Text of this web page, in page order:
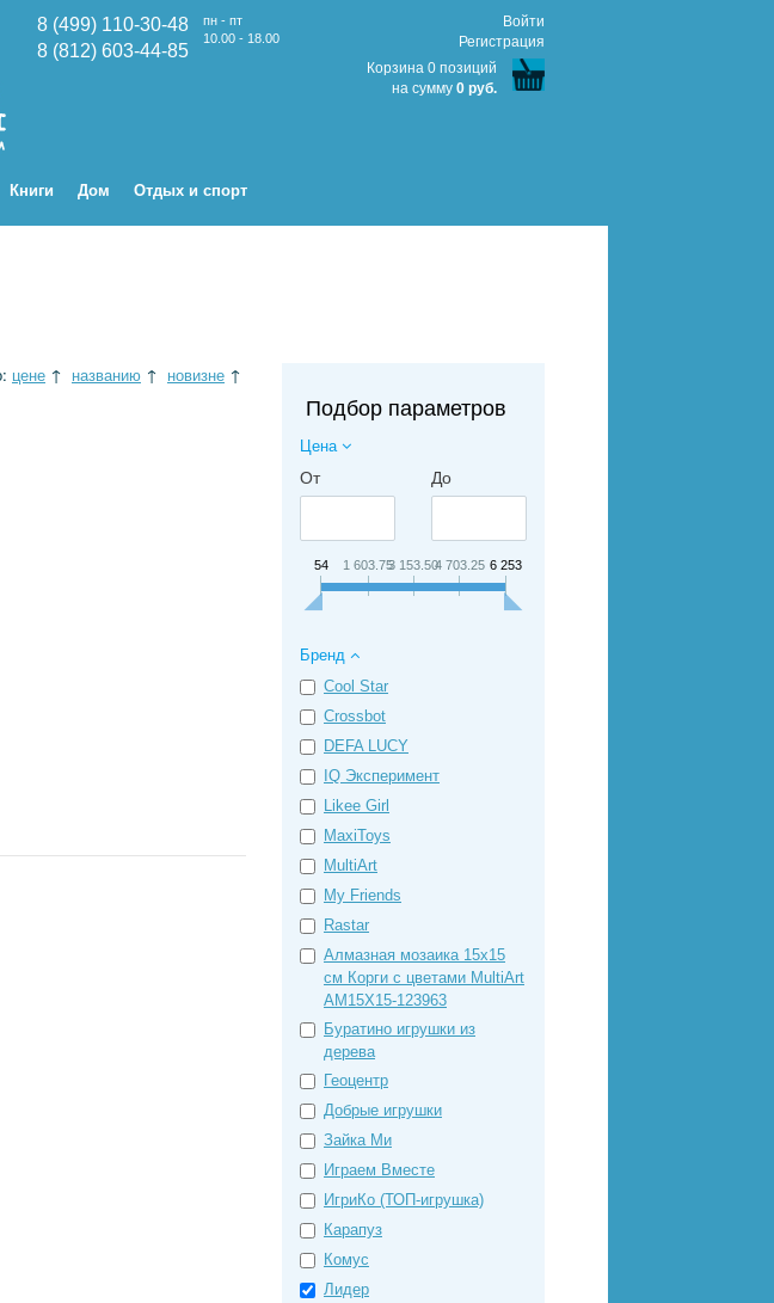
8 (499) 110-30-48
пн - пт
10.00 - 18.00
8 (812) 603-44-85
Войти
Регистрация
Корзина 0 позиций
на сумму 0 руб.
Книги Дом Отдых и спорт
Подбор параметров
Цена
От До
54 1 603.753 153.504 703.25 6 253
Бренд
Cool Star
Crossbot
DEFA LUCY
IQ Эксперимент
Likee Girl
MaxiToys
MultiArt
My Friends
Rastar
Алмазная мозаика 15х15
см Корги с цветами MultiArt
AM15X15-123963
Буратино игрушки из
дерева
Геоцентр
Добрые игрушки
Зайка Ми
Играем Вместе
ИгриКо (ТОП-игрушка)
Карапуз
Комус
Лидер
цене ↑ названию ↑ новизне ↑